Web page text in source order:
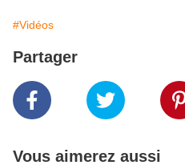
#Vidéos
Partager
Vous aimerez aussi